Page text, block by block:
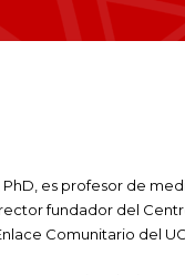
es profesor de
fundador del
Comunitario del